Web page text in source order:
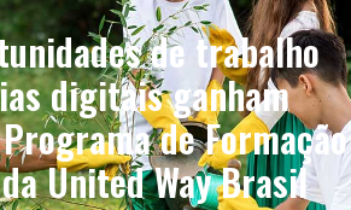
de trabalho
digitais ganham
de Formação
United Way Brasil